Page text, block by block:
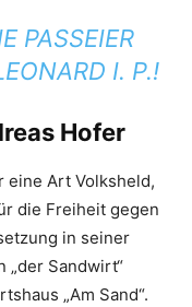
PASSEIER
I. P.!
Hofer
eine Art Volksheld,
die Freiheit gegen
in seiner
„der Sandwirt“
„Am Sand“.